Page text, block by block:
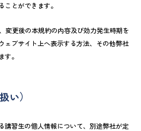
とができます。
変更後の本規約の内容及び効力発生時期を
ェブサイト上へ表示する方法、その他弊社
。
い）
講習生の個人情報について、別途弊社が定